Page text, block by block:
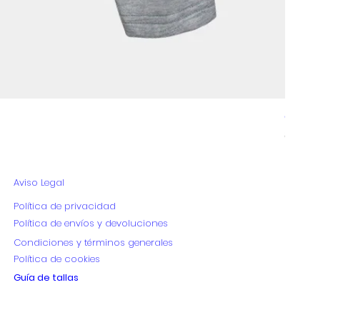
GALA
Precio
89,00 €
Aviso Legal
Política de privacidad
Política de envíos y devoluciones
Condiciones y términos generales
Política de cookies
Guía de tallas